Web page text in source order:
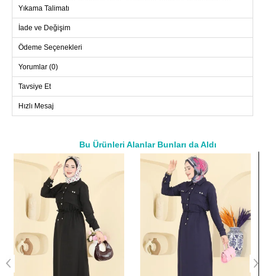
aktif göğüs cebi de bulunmaktadır. Beli bağcıklı tasarımı ve ilik
Beden
38
104 100
133
40
108 104
133
Yıkama Talimatı
İade ve Değişim
Ödeme Seçenekleri
Yorumlar (0)
Tavsiye Et
Hızlı Mesaj
Bu Ürünleri Alanlar Bunları da Aldı
a>